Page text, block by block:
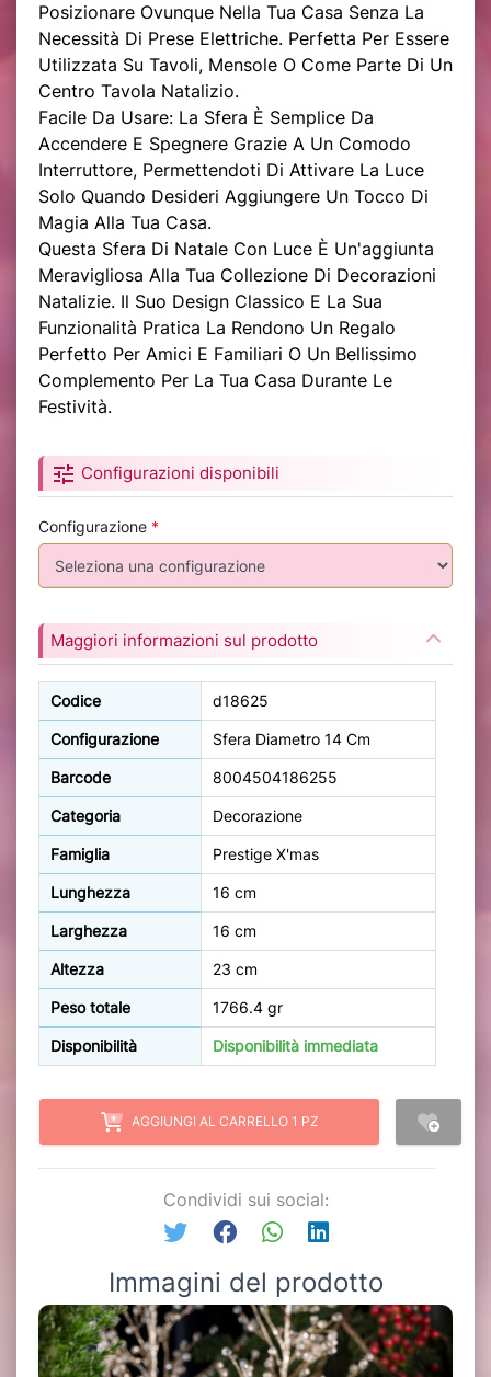
Posizionare Ovunque Nella Tua Casa Senza La
Necessità Di Prese Elettriche. Perfetta Per Essere
Utilizzata Su Tavoli, Mensole O Come Parte Di Un
Centro Tavola Natalizio.
Facile Da Usare: La Sfera È Semplice Da
Accendere E Spegnere Grazie A Un Comodo
Interruttore, Permettendoti Di Attivare La Luce
Solo Quando Desideri Aggiungere Un Tocco Di
Magia Alla Tua Casa.
Questa Sfera Di Natale Con Luce È Un'aggiunta
Meravigliosa Alla Tua Collezione Di Decorazioni
Natalizie. Il Suo Design Classico E La Sua
Funzionalità Pratica La Rendono Un Regalo
Perfetto Per Amici E Familiari O Un Bellissimo
Complemento Per La Tua Casa Durante Le
Festività.
tune Configurazioni disponibili
Configurazione *
Maggiori informazioni sul prodotto
Codice d18625
Configurazione Sfera Diametro 14 Cm
Barcode 8004504186255
Categoria Decorazione
Famiglia Prestige X'mas
Lunghezza 16 cm
Larghezza 16 cm
Altezza 23 cm
Peso totale 1766.4 gr
Disponibilità Disponibilità immediata
AGGIUNGI AL CARRELLO 1 PZ
Condividi sui social:
Immagini del prodotto